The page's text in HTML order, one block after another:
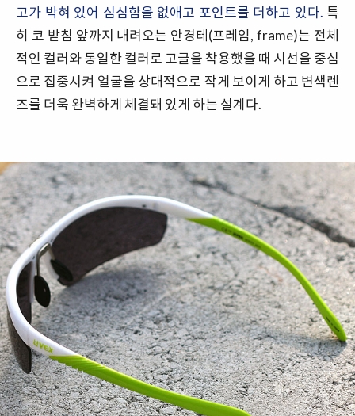
고가 박혀 있어 심심함을 없애고 포인트를 더하고 있다. 특
히 코 받침 앞까지 내려오는 안경테(프레임, frame)는 전체
적인 컬러와 동일한 컬러로 고글을 착용했을 때 시선을 중심
으로 집중시켜 얼굴을 상대적으로 작게 보이게 하고 변색렌
즈를 더욱 완벽하게 체결돼 있게 하는 설계다.